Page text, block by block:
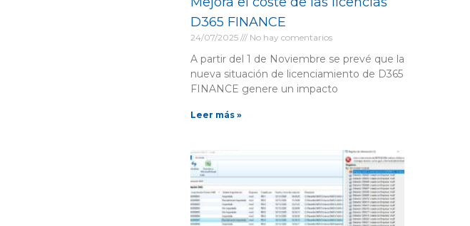
D365 FINANCE
24/07/2025 No hay comentarios
A partir del 1 de Noviembre se prevé que la
nueva situación de licenciamiento de D365
FINANCE genere un impacto
Leer más »